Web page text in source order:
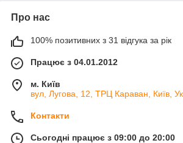
Про нас
100% позитивних з 31 відгука за рік
Працює з 04.01.2012
м. Київ
вул, Лугова, 12, ТРЦ Караван, Київ,
Контакти
Сьогодні працює з 09:00 до 20:00